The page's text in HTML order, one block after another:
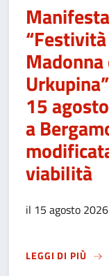
Madonna
15
a
viabilità
il 15 agosto 2026
LEGGI DI PIÙSU